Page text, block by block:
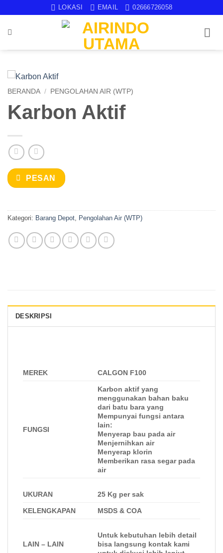
content
LOKASI EMAIL 02666726058
BERANDA / PENGOLAHAN AIR (WTP)
Karbon Aktif
PESAN
Kategori: Barang Depot, Pengolahan Air (WTP)
DESKRIPSI
MEREK CALGON F100
FUNGSI
Karbon aktif yang
menggunakan bahan baku
dari batu bara yang
Mempunyai fungsi antara
lain:
Menyerap bau pada air
Menjernihkan air
Menyerap klorin
Memberikan rasa segar pada
air
UKURAN 25 Kg per sak
KELENGKAPAN MSDS & COA
LAIN – LAIN
Untuk kebutuhan lebih detail
bisa langsung kontak kami